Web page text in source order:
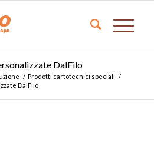
DalFilo
/ Prodotti cartotecnici speciali /
DalFilo